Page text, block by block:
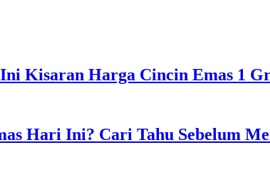
Kisaran Harga Cincin Emas 1
Hari Ini? Cari Tahu Sebelum